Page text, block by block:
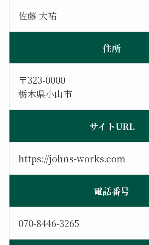
佐藤 大祐
住所
〒323‑0000
栃木県小山市
サイトURL
https://johns-works.com
電話番号
070-8446-3265